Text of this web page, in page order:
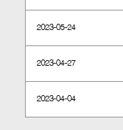
2023-05-24
2023-04-27
2023-04-04